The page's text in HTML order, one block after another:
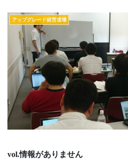
アップグレード経営道場
vol.情報がありません